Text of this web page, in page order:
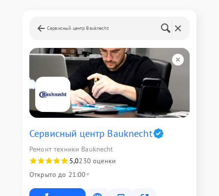
Сервисный центр Bauknecht
Сервисный центр Bauknecht
Ремонт техники Bauknecht
5,0230 оценки
Открыто до 21:00